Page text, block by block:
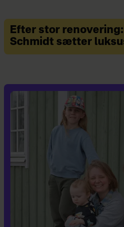
Efter stor renovering:
Schmidt sætter